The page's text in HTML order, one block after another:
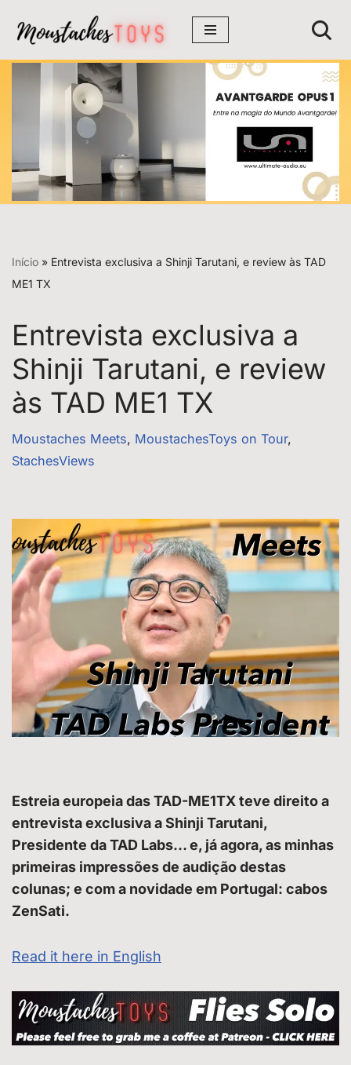
Avançar
para
conteúdo
Início » Entrevista exclusiva a Shinji Tarutani, e review às TAD
ME1 TX
Entrevista exclusiva a
Shinji Tarutani, e review
às TAD ME1 TX
Moustaches Meets, MoustachesToys on Tour,
StachesViews
Estreia europeia das TAD-ME1TX teve direito a
entrevista exclusiva a Shinji Tarutani,
Presidente da TAD Labs… e, já agora, as minhas
primeiras impressões de audição destas
colunas; e com a novidade em Portugal: cabos
ZenSati.
Read it here in English